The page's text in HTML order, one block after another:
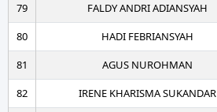
79
FALDY ANDRI ADIANSYAH
80
HADI FEBRIANSYAH
81
AGUS NUROHMAN
82
IRENE KHARISMA SUKANDAR